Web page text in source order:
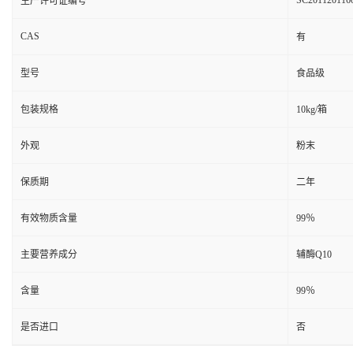
CAS 有
型号 食品级
包装规格 10kg/箱
外观 粉末
保质期 二年
有效物质含量 99％
主要营养成分 辅酶Q10
含量 99％
是否进口 否